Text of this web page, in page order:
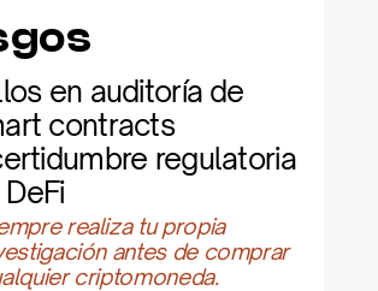
en auditoría de
contracts
regulatoria
realiza tu propia
antes de comprar
criptomoneda.